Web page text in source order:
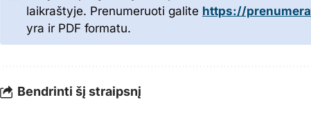
laikraštyje. Prenumeruoti galite https://
yra ir PDF formatu.
Bendrinti šį straipsnį